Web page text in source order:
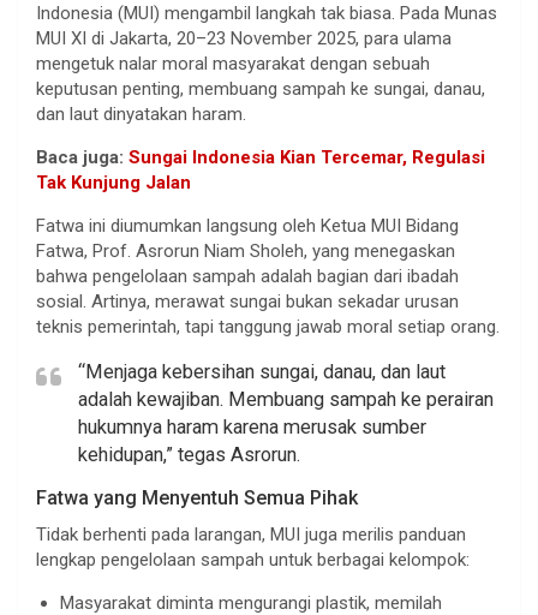
Indonesia (MUI) mengambil langkah tak biasa. Pada Munas
MUI XI di Jakarta, 20–23 November 2025, para ulama
mengetuk nalar moral masyarakat dengan sebuah
keputusan penting, membuang sampah ke sungai, danau,
dan laut dinyatakan haram.
Baca juga: Sungai Indonesia Kian Tercemar, Regulasi
Tak Kunjung Jalan
Fatwa ini diumumkan langsung oleh Ketua MUI Bidang
Fatwa, Prof. Asrorun Niam Sholeh, yang menegaskan
bahwa pengelolaan sampah adalah bagian dari ibadah
sosial. Artinya, merawat sungai bukan sekadar urusan
teknis pemerintah, tapi tanggung jawab moral setiap orang.
“Menjaga kebersihan sungai, danau, dan laut
adalah kewajiban. Membuang sampah ke perairan
hukumnya haram karena merusak sumber
kehidupan,” tegas Asrorun.
Fatwa yang Menyentuh Semua Pihak
Tidak berhenti pada larangan, MUI juga merilis panduan
lengkap pengelolaan sampah untuk berbagai kelompok:
Masyarakat diminta mengurangi plastik, memilah